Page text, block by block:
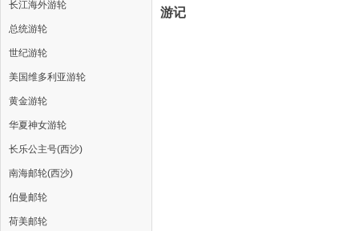
长江海外游轮
总统游轮
世纪游轮
美国维多利亚游轮
黄金游轮
华夏神女游轮
长乐公主号(西沙)
南海邮轮(西沙)
伯曼邮轮
荷美邮轮
游记